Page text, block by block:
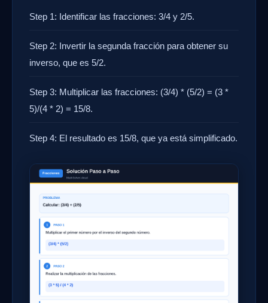
Step 1: Identificar las fracciones: 3/4 y 2/5.
Step 2: Invertir la segunda fracción para obtener su
inverso, que es 5/2.
Step 3: Multiplicar las fracciones: (3/4) * (5/2) = (3 *
5)/(4 * 2) = 15/8.
Step 4: El resultado es 15/8, que ya está simplificado.